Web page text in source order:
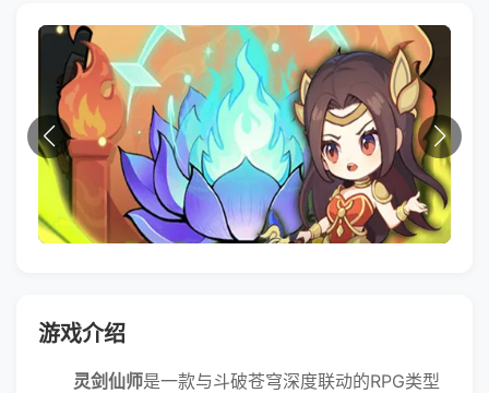
游戏介绍
灵剑仙师是一款与斗破苍穹深度联动的RPG类型